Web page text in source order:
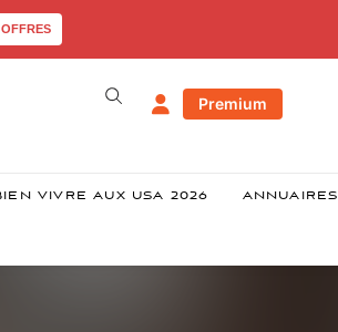
Premium
VIVRE AUX USA 2026 ANNUAIRES